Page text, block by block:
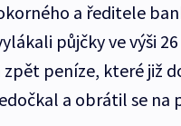
a ředitele
půjčky ve výši
zpět peníze, které již
a obrátil se na